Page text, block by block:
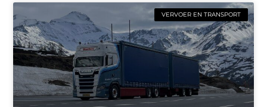
VERVOER EN TRANSPORT